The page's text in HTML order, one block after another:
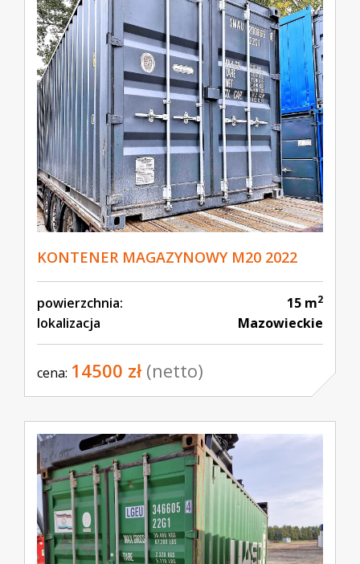
KONTENER MAGAZYNOWY M20 2022
powierzchnia: 15 m2
lokalizacja Mazowieckie
cena: 14500 zł (netto)